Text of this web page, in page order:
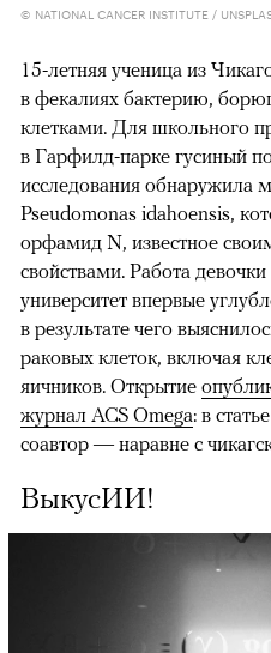
© NATIONAL CANCER INSTITUTE /
15-летняя ученица из
в фекалиях бактерию,
клетками. Для школьного
в Гарфилд-парке гусиный
исследования обнаружила
Pseudomonas idahoensis,
орфамид N, известное
свойствами. Работа
университет впервые
в результате чего
раковых клеток, включая
яичников. Открытие
журнал ACS Omega: в
соавтор — наравне с
ВыкусИИ!